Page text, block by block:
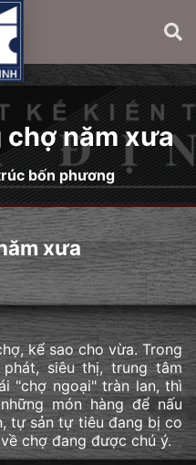
chợ năm xưa
bốn phương
xưa
kể sao cho vừa. Trong
siêu thị, trung tâm
"chợ ngoại" tràn lan, thì
món hàng để nấu
tự sản tự tiêu đang bị co
chợ đang được chú ý.